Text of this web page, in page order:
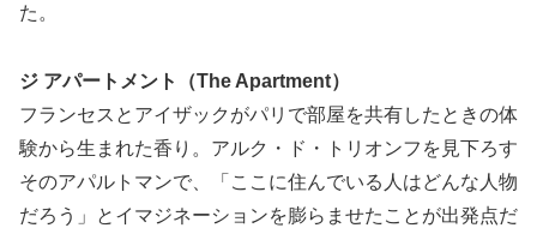
た。
ジ アパートメント（The Apartment）
フランセスとアイザックがパリで部屋を共有したときの体
験から生まれた香り。アルク・ド・トリオンフを見下ろす
そのアパルトマンで、「ここに住んでいる人はどんな人物
だろう」とイマジネーションを膨らませたことが出発点だ